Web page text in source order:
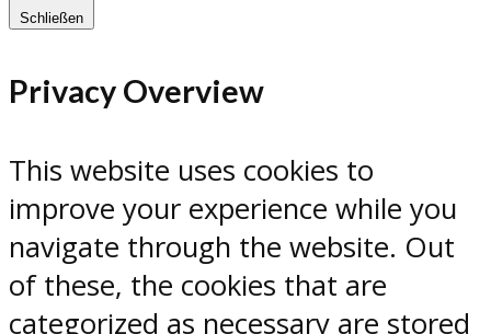
Schließen
Privacy Overview
This website uses cookies to
improve your experience while you
navigate through the website. Out
of these, the cookies that are
categorized as necessary are stored